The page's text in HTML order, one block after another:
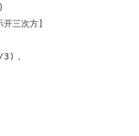
三次方]
，